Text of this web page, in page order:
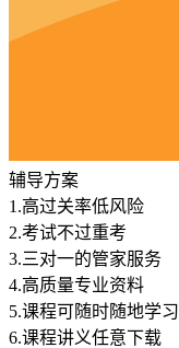
辅导方案
1.高过关率低风险
2.考试不过重考
3.三对一的管家服务
4.高质量专业资料
5.课程可随时随地学习
6.课程讲义任意下载